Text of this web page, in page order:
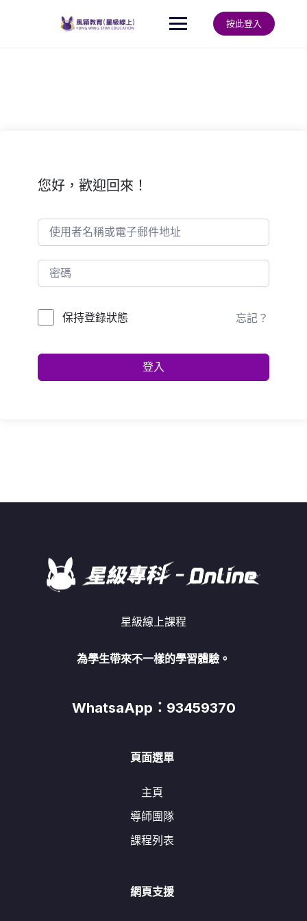
按此登入
您好，歡迎回來！
保持登錄狀態 忘記？
登入
星級線上課程
為學生帶來不一樣的學習體驗。
WhatsaApp：93459370
頁面選單
主頁
導師團隊
課程列表
網頁支援